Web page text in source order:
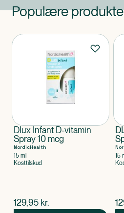
Populære
Produkter
Dlux Infant D-vitamin
Spray 10 mcg
NordicHealth
15 ml
Kosttilskud
$nuværende pris
129,95 kr.
15
$